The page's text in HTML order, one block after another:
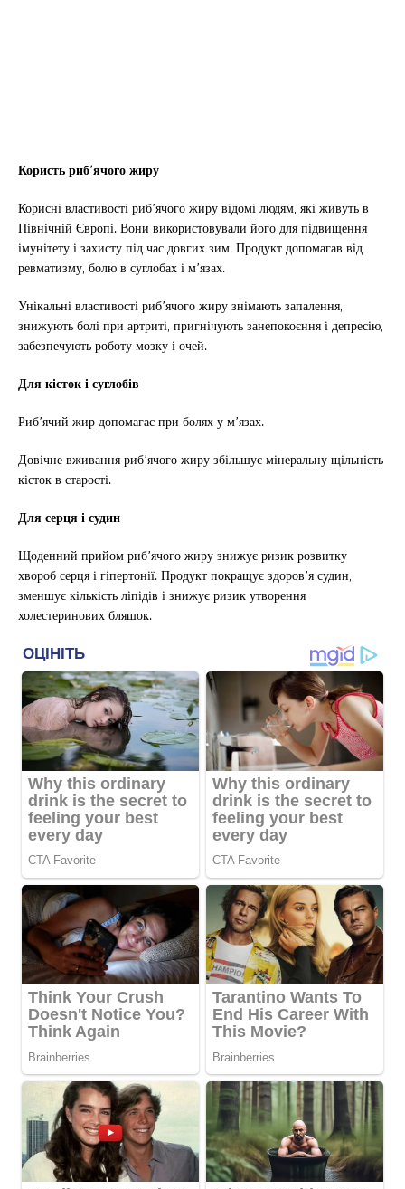
Користь риб’ячого жиру
Корисні властивості риб’ячого жиру відомі людям, які живуть в
Північній Європі. Вони використовували його для підвищення
імунітету і захисту під час довгих зим. Продукт допомагав від
ревматизму, болю в суглобах і м’язах.
Унікальні властивості риб’ячого жиру знімають запалення,
знижують болі при артриті, пригнічують занепокоєння і депресію,
забезпечують роботу мозку і очей.
Для кісток і суглобів
Риб’ячий жир допомагає при болях у м’язах.
Довічне вживання риб’ячого жиру збільшує мінеральну щільність
кісток в старості.
Для серця і судин
Щоденний прийом риб’ячого жиру знижує ризик розвитку
хвороб серця і гіпертонії. Продукт покращує здоров’я судин,
зменшує кількість ліпідів і знижує ризик утворення
холестеринових бляшок.